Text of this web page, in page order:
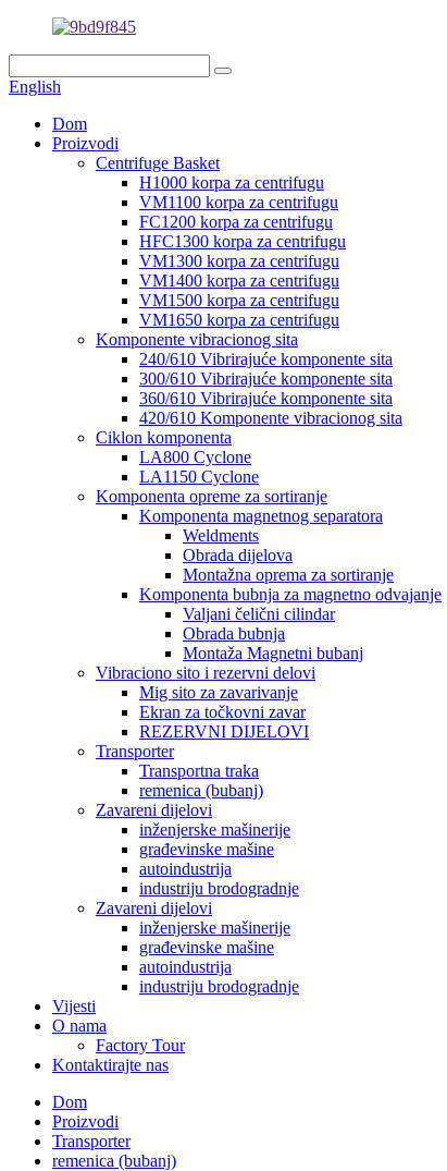
English
Dom
Proizvodi
Centrifuge Basket
H1000 korpa za centrifugu
VM1100 korpa za centrifugu
FC1200 korpa za centrifugu
HFC1300 korpa za centrifugu
VM1300 korpa za centrifugu
VM1400 korpa za centrifugu
VM1500 korpa za centrifugu
VM1650 korpa za centrifugu
Komponente vibracionog sita
240/610 Vibrirajuće komponente sita
300/610 Vibrirajuće komponente sita
360/610 Vibrirajuće komponente sita
420/610 Komponente vibracionog sita
Ciklon komponenta
LA800 Cyclone
LA1150 Cyclone
Komponenta opreme za sortiranje
Komponenta magnetnog separatora
Weldments
Obrada dijelova
Montažna oprema za sortiranje
Komponenta bubnja za magnetno odvajanje
Valjani čelični cilindar
Obrada bubnja
Montaža Magnetni bubanj
Vibraciono sito i rezervni delovi
Mig sito za zavarivanje
Ekran za točkovni zavar
REZERVNI DIJELOVI
Transporter
Transportna traka
remenica (bubanj)
Zavareni dijelovi
inženjerske mašinerije
građevinske mašine
autoindustrija
industriju brodogradnje
Zavareni dijelovi
inženjerske mašinerije
građevinske mašine
autoindustrija
industriju brodogradnje
Vijesti
O nama
Factory Tour
Kontaktirajte nas
Dom
Proizvodi
Transporter
remenica (bubanj)